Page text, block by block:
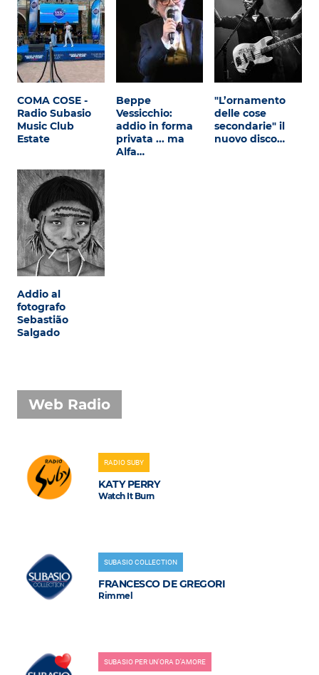
COMA COSE -
Radio Subasio
Music Club
Estate
Beppe
Vessicchio:
addio in forma
privata ... ma
Alfa…
"L’ornamento
delle cose
secondarie" il
nuovo disco…
Addio al
fotografo
Sebastião
Salgado
Web Radio
RADIO SUBY
KATY PERRY
Watch It Burn
SUBASIO COLLECTION
FRANCESCO DE GREGORI
Rimmel
SUBASIO PER UN'ORA D'AMORE